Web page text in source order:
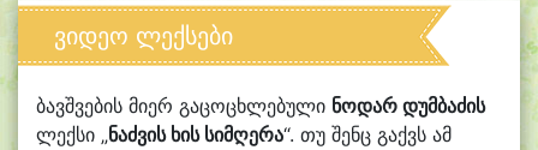
ვიდეო ლექსები
ბავშვების მიერ გაცოცხლებული ნოდარ დუმბაძის
ლექსი „ნაძვის ხის სიმღერა“. თუ შენც გაქვს ამ